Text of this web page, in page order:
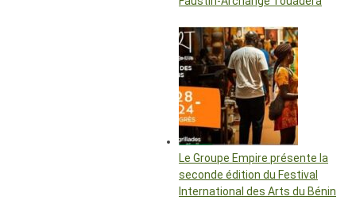
Le Groupe Empire présente la
seconde édition du Festival
International des Arts du Bénin